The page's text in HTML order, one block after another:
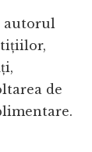
autorul
de